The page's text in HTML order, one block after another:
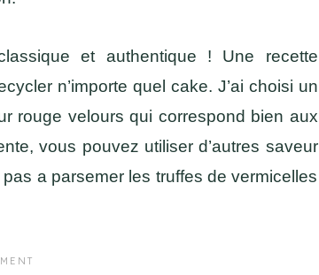
et authentique ! Une recette
n’importe quel cake. J’ai choisi un
rouge velours qui correspond bien aux
vous pouvez utiliser d’autres saveur
a parsemer les truffes de vermicelles